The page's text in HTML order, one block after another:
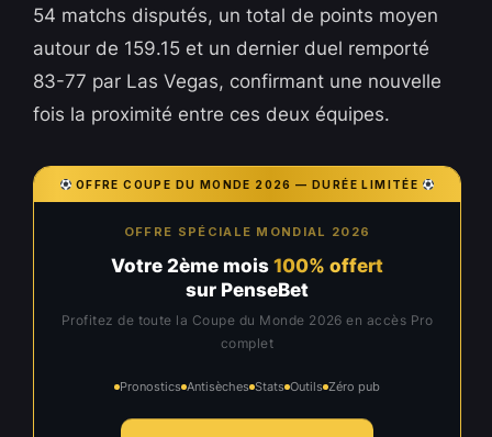
54 matchs disputés, un total de points moyen
autour de 159.15 et un dernier duel remporté
83-77 par Las Vegas, confirmant une nouvelle
fois la proximité entre ces deux équipes.
OFFRE COUPE DU MONDE 2026 — DURÉE LIMITÉE
OFFRE SPÉCIALE MONDIAL 2026
Votre 2ème mois 100% offert
sur PenseBet
Profitez de toute la Coupe du Monde 2026 en accès Pro
complet
Pronostics Antisèches Stats Outils Zéro pub